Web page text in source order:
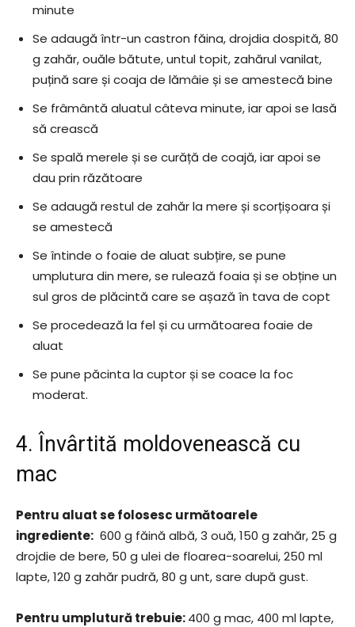
minute
Se adaugă într-un castron făina, drojdia dospită, 80
g zahăr, ouăle bătute, untul topit, zahărul vanilat,
puțină sare și coaja de lămâie și se amestecă bine
Se frâmântă aluatul câteva minute, iar apoi se lasă
să crească
Se spală merele și se curăță de coajă, iar apoi se
dau prin răzătoare
Se adaugă restul de zahăr la mere și scorțișoara și
se amestecă
Se întinde o foaie de aluat subțire, se pune
umplutura din mere, se rulează foaia și se obține un
sul gros de plăcintă care se așază în tava de copt
Se procedează la fel și cu următoarea foaie de
aluat
Se pune păcinta la cuptor și se coace la foc
moderat.
4. Învârtită moldovenească cu
mac
Pentru aluat se folosesc următoarele
ingrediente: 600 g făină albă, 3 ouă, 150 g zahăr, 25 g
drojdie de bere, 50 g ulei de floarea-soarelui, 250 ml
lapte, 120 g zahăr pudră, 80 g unt, sare după gust.
Pentru umplutură trebuie:400 g mac, 400 ml lapte,